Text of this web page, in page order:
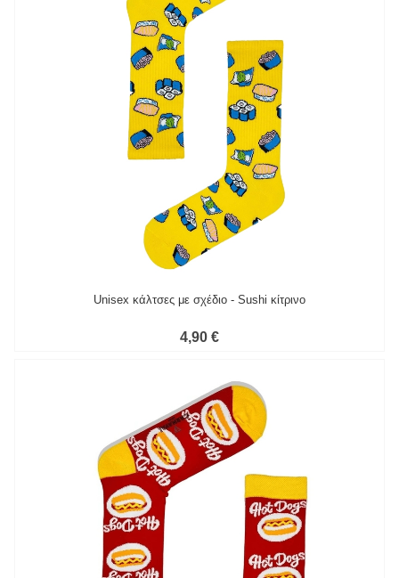
Unisex κάλτσες με σχέδιο - Sushi κίτρινο
4,90 €